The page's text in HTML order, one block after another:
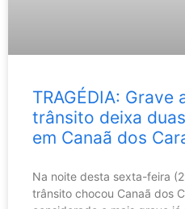
TRAGÉDIA: Grave
trânsito deixa
em Canaã dos
Na noite desta sexta-feira
trânsito chocou Canaã dos